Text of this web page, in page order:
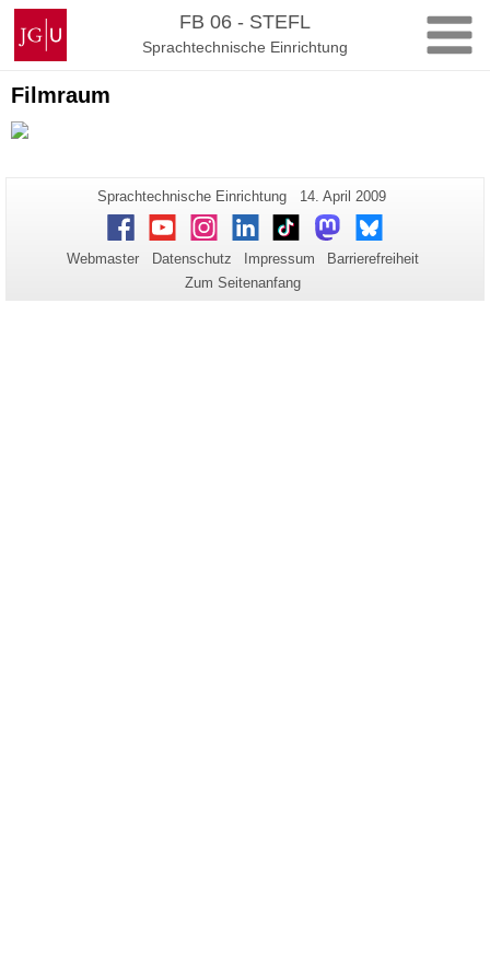
Zum
Inhalt
springen
Johannes
Gutenberg-
Universität
Mainz
FB 06 - STEFL
Sprachtechnische Einrichtung
Filmraum
Zusätzliche
Informationen
zu
dieser
Seite
Seiten-
Name:
Sprachtechnische Einrichtung
Letzte
Aktualisierung:
14. April 2009
Facebook
YoutubeInstagram
LinkedInTikTokMastodonBluesky
Webmaster Datenschutz Impressum
Barrierefreiheit
Zum Seitenanfang